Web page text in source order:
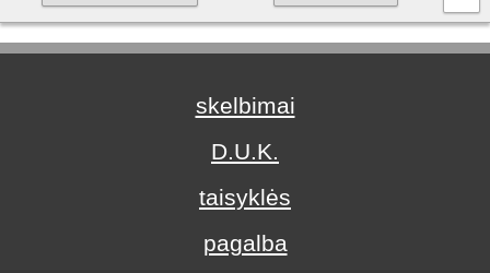
skelbimai
D.U.K.
taisyklės
pagalba